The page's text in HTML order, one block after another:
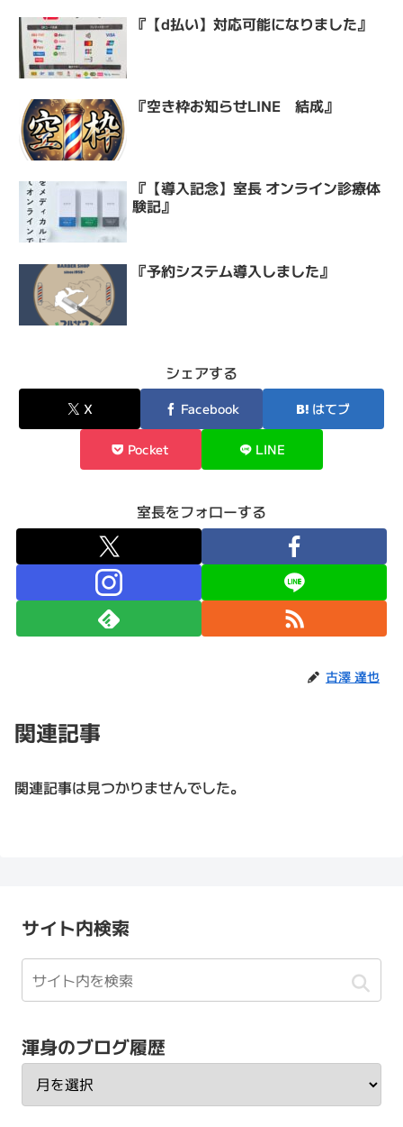
『【d払い】対応可能になりました』
『空き枠お知らせLINE 結成』
『【導入記念】室長 オンライン診療体
験記』
『予約システム導入しました』
シェアする
X Facebook はてブ
Pocket LINE
室長をフォローする
古澤 達也
関連記事
関連記事は見つかりませんでした。
サイト内検索
渾身のブログ履歴